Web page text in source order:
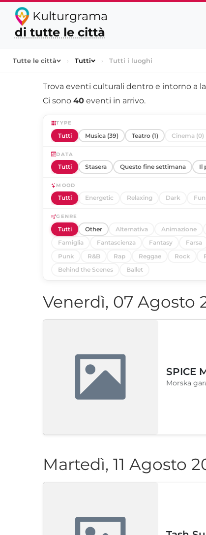
Kulturgrama
di tutte le città
Tutte le città › Tutti › Tutti i luoghi
Trova eventi culturali dentro e intorno a
Ci sono 40 eventi in arrivo.
TYPE
Tutti Musica (39) Teatro (1) Cinema (0)
DATA
Tutti Stasera Questo fine settimana Il
MOOD
Tutti Energetic Relaxing Dark Fun
GENRE
Tutti Other Alternativa Animazione
Famiglia
Fantascienza Fantasy Farsa
Punk
R&B Rap Reggae Rock
Behind the Scenes
Ballet
Venerdì, 07 Agosto
SPICE
Morska
Martedì, 11 Agosto